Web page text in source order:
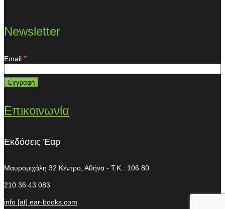
Newsletter
Email *
Επικοινωνία
Εκδόσεις Έαρ
Μαυρομιχάλη 32 Κέντρο, Αθήνα - T.K.: 106 80
210 36 43 083
info [at] ear-books.com